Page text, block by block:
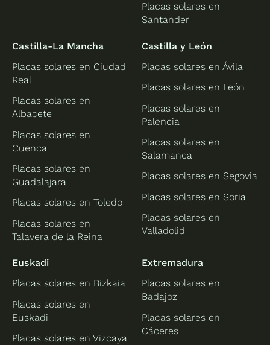
Placas solares en
Santander
Castilla-La Mancha
Placas solares en Ciudad
Real
Placas solares en
Albacete
Placas solares en
Cuenca
Placas solares en
Guadalajara
Placas solares en Toledo
Placas solares en
Talavera de la Reina
Castilla y León
Placas solares en Ávila
Placas solares en León
Placas solares en
Palencia
Placas solares en
Salamanca
Placas solares en Segovia
Placas solares en Soria
Placas solares en
Valladolid
Euskadi
Placas solares en Bizkaia
Placas solares en
Euskadi
Placas solares en Vizcaya
Extremadura
Placas solares en
Badajoz
Placas solares en
Cáceres